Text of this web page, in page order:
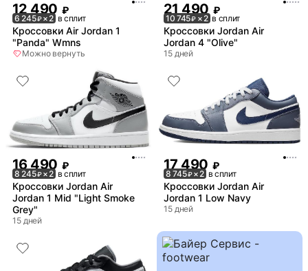
12 490 ₽
6 245₽× 2 в сплит
Кроссовки Air Jordan 1
"Panda" Wmns
Можно вернуть
21 490 ₽
10 745₽ × 2 в сплит
Кроссовки Jordan Air
Jordan 4 "Olive"
15 дней
16 490 ₽
8 245₽× 2 в сплит
Кроссовки Jordan Air
Jordan 1 Mid "Light Smoke
Grey"
15 дней
17 490 ₽
8 745₽× 2 в сплит
Кроссовки Jordan Air
Jordan 1 Low Navy
15 дней